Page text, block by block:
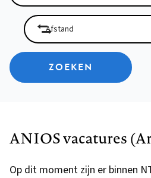
ZOEKEN
ANIOS vacatures
Op dit moment zijn er binnen